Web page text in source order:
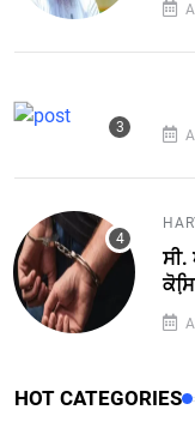
ਸੀ.
HOT CATEGORIES